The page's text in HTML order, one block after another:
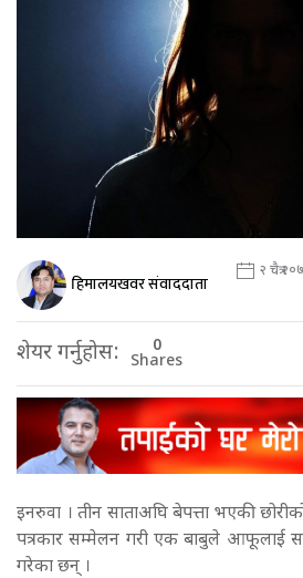
हिमालयखवर संवाददाता २ चैत्र
शेयर गर्नुहोस: 0
Shares
इनरुवा । तीन साताअघि बेपत्ता भएकी
पत्रकार सम्मेलन गरी एक बाबुले आफूलाई
गरेका छन् ।